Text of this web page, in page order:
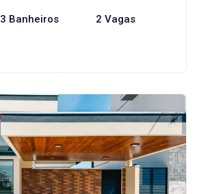
3 Banheiros 2 Vagas